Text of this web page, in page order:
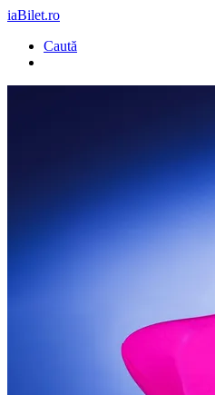
iaBilet.ro
Caută